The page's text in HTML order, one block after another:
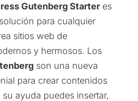
Gutenberg Starteres
para cualquier
sitios web de
y hermosos. Los
son una nueva
para crear contenidos
ayuda puedes insertar,